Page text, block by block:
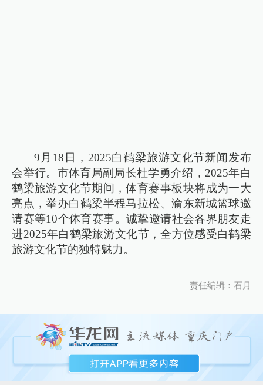
9月18日，2025白鹤梁旅游文化节新闻发布
会举行。市体育局副局长杜学勇介绍，2025年白
鹤梁旅游文化节期间，体育赛事板块将成为一大
亮点，举办白鹤梁半程马拉松、渝东新城篮球邀
请赛等10个体育赛事。诚挚邀请社会各界朋友走
进2025年白鹤梁旅游文化节，全方位感受白鹤梁
旅游文化节的独特魅力。
责任编辑：石月